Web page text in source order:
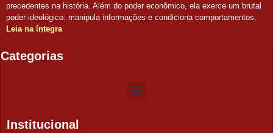
precedentes na história. Além do poder econômico, ela exerce um brutal
poder ideológico: manipula informações e condiciona comportamentos.
Leia na íntegra
Categorias
Institucional